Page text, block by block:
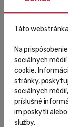
Prodyšné
komfort.
Reflexní
zakončení
Špecifikácia
Táto
Na
sociálnych
cookie.
stránky,
sociálnych
príslušné
im poskytli
služby.